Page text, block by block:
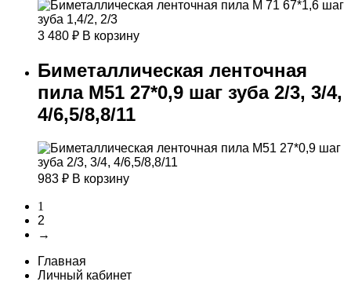
3 480 ₽ В корзину
Биметаллическая ленточная
пила М51 27*0,9 шаг зуба 2/3, 3/4,
4/6,5/8,8/11
983 ₽ В корзину
1
2
→
Главная
Личный кабинет